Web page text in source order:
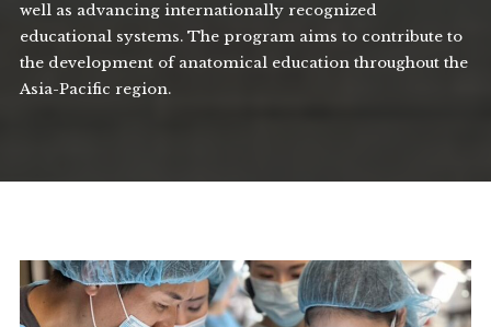
well as advancing internationally recognized
educational systems. The program aims to contribute to
the development of anatomical education throughout the
Asia-Pacific region.